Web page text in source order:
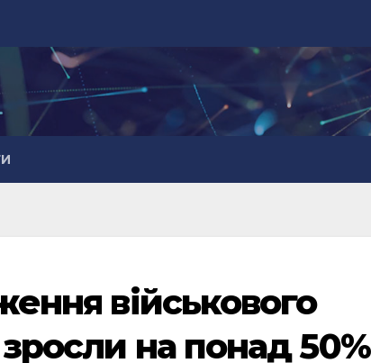
військового
на понад 50%